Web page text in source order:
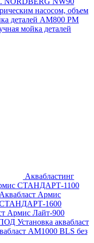
насосом, объем
деталей АМ800 РМ
мойка деталей
Аквабластинг
СТАНДАРТ-1100
Аквабласт Армис
СТАНДАРТ-1600
Армис Лайт-900
ПОД Установка аквабласт
AM1000 BLS без